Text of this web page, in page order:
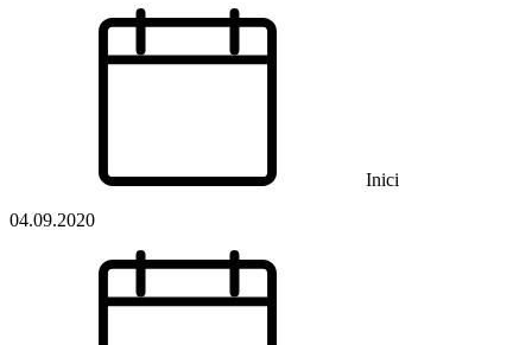
Inici
04.09.2020